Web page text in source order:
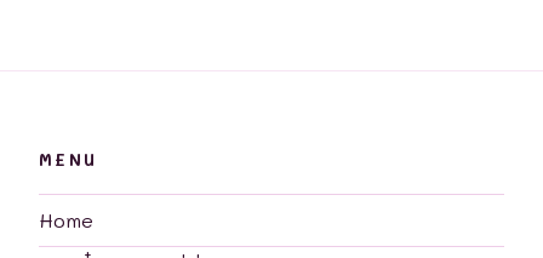
MENU
Home